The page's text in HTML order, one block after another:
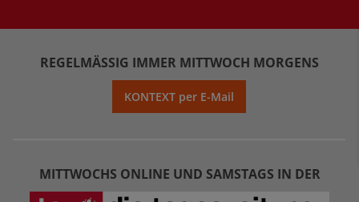
REGELMÄSSIG IMMER MITTWOCH MORGENS
KONTEXT per E-Mail
MITTWOCHS ONLINE UND SAMSTAGS IN DER